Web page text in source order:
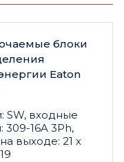
блоки
Eaton
SW, входные
309-16A 3Ph,
выходе: 21 х